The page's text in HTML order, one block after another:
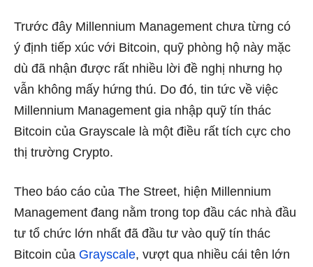
Trước đây Millennium Management chưa từng có
ý định tiếp xúc với Bitcoin, quỹ phòng hộ này mặc
dù đã nhận được rất nhiều lời đề nghị nhưng họ
vẫn không mấy hứng thú. Do đó, tin tức về việc
Millennium Management gia nhập quỹ tín thác
Bitcoin của Grayscale là một điều rất tích cực cho
thị trường Crypto.
Theo báo cáo của The Street, hiện Millennium
Management đang nằm trong top đầu các nhà đầu
tư tổ chức lớn nhất đã đầu tư vào quỹ tín thác
Bitcoin của Grayscale, vượt qua nhiều cái tên lớn